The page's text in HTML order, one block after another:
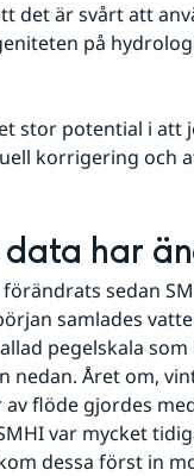
det är svårt att
på
stor potential i att
korrigering och
data har
sedan
samlades
pegelskala
nedan. Året om,
av flöde gjordes
var mycket
dessa först in